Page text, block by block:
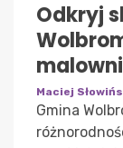
Odkryj
Maciej
Gmina